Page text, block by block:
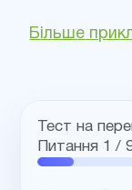
Більше
Тест на
Питання 1 /